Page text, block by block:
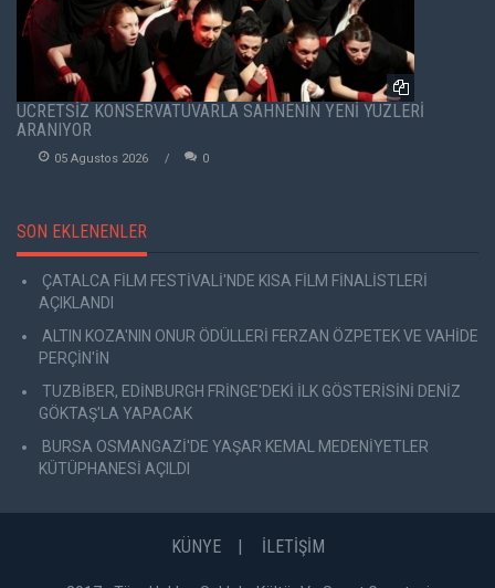
ÜCRETSİZ KONSERVATUVARLA SAHNENİN YENİ YÜZLERİ
ARANIYOR
05 Agustos 2026 0
SON EKLENENLER
ÇATALCA FİLM FESTİVALİ'NDE KISA FİLM FİNALİSTLERİ
AÇIKLANDI
ALTIN KOZA'NIN ONUR ÖDÜLLERİ FERZAN ÖZPETEK VE VAHİDE
PERÇİN'İN
TUZBİBER, EDİNBURGH FRİNGE'DEKİ İLK GÖSTERİSİNİ DENİZ
GÖKTAŞ'LA YAPACAK
BURSA OSMANGAZİ'DE YAŞAR KEMAL MEDENİYETLER
KÜTÜPHANESİ AÇILDI
KÜNYE İLETİŞİM